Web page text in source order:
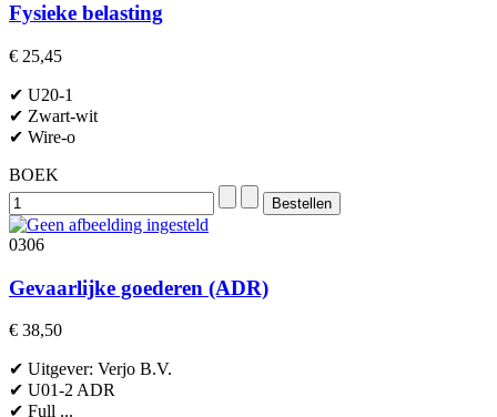
Fysieke belasting
€ 25,45
✔ U20-1
✔ Zwart-wit
✔ Wire-o
BOEK
0306
Gevaarlijke goederen (ADR)
€ 38,50
✔ Uitgever: Verjo B.V.
✔ U01-2 ADR
✔ Full ...